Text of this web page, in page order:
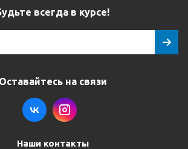
всегда в курсе!
Оставайтесь на связи
Наши контакты